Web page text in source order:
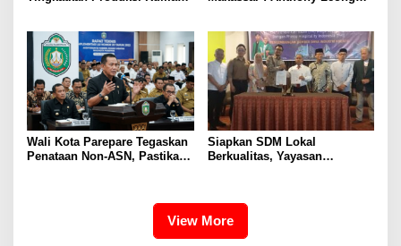
Wali Kota Parepare Tegaskan
Penataan Non-ASN, Pastikan
Siapkan SDM Lokal
Berkualitas, Yayasan
View More